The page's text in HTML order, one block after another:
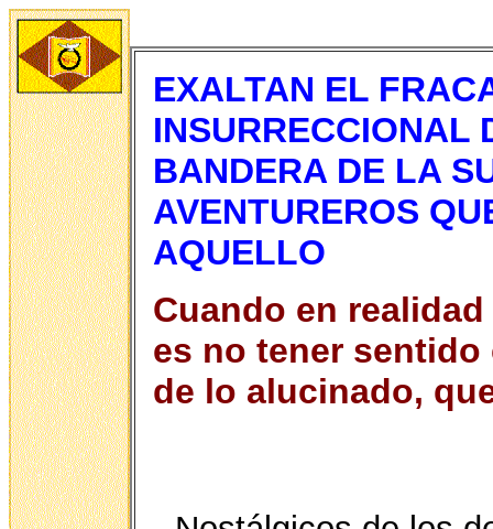
EXALTAN EL
INSURRECCIONAL
BANDERA DE LA
AVENTUREROS
AQUELLO
Cuando en
es no tener
de lo alucinado,